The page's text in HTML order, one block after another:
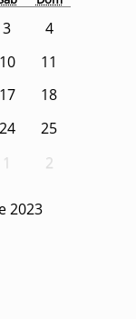
3
4
10
11
17
18
24
25
1 2
2023